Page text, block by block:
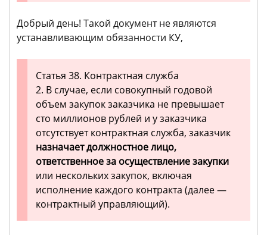
Добрый день! Такой документ не являются
устанавливающим обязанности КУ,
Статья 38. Контрактная служба
2. В случае, если совокупный годовой
объем закупок заказчика не превышает
сто миллионов рублей и у заказчика
отсутствует контрактная служба, заказчик
назначает должностное лицо,
ответственное за осуществление закупки
или нескольких закупок, включая
исполнение каждого контракта (далее —
контрактный управляющий).